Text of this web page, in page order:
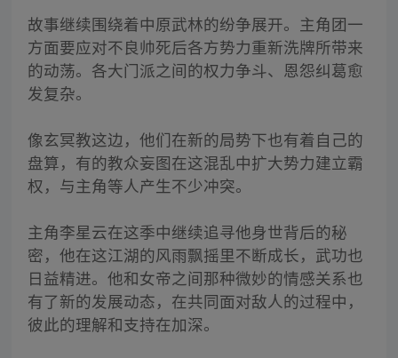
故事继续围绕着中原武林的纷争展开。主角团一
方面要应对不良帅死后各方势力重新洗牌所带来
的动荡。各大门派之间的权力争斗、恩怨纠葛愈
发复杂。
像玄冥教这边，他们在新的局势下也有着自己的
盘算，有的教众妄图在这混乱中扩大势力建立霸
权，与主角等人产生不少冲突。
主角李星云在这季中继续追寻他身世背后的秘
密，他在这江湖的风雨飘摇里不断成长，武功也
日益精进。他和女帝之间那种微妙的情感关系也
有了新的发展动态，在共同面对敌人的过程中，
彼此的理解和支持在加深。